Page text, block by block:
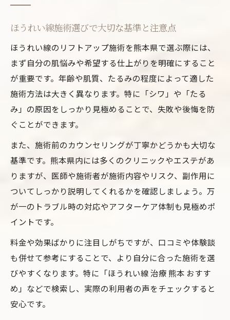
ほうれい線施術選びで大切な基準と注意点
ほうれい線のリフトアップ施術を熊本県で選ぶ際には、
まず自分の肌悩みや希望する仕上がりを明確にすること
が重要です。年齢や肌質、たるみの程度によって適した
施術方法は大きく異なります。特に「シワ」や「たる
み」の原因をしっかり見極めることで、失敗や後悔を防
ぐことができます。
また、施術前のカウンセリングが丁寧かどうかも大切な
基準です。熊本県内には多くのクリニックやエステがあ
りますが、医師や施術者が施術内容やリスク、副作用に
ついてしっかり説明してくれるかを確認しましょう。万
が一のトラブル時の対応やアフターケア体制も見極めポ
イントです。
料金や効果ばかりに注目しがちですが、口コミや体験談
も併せて参考にすることで、より自分に合った施術を選
びやすくなります。特に「ほうれい線 治療 熊本 おすす
め」などで検索し、実際の利用者の声をチェックすると
安心です。